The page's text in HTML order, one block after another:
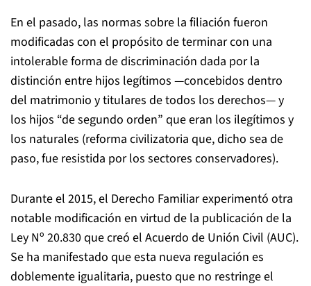
En el pasado, las normas sobre la filiación fueron
modificadas con el propósito de terminar con una
intolerable forma de discriminación dada por la
distinción entre hijos legítimos —concebidos dentro
del matrimonio y titulares de todos los derechos— y
los hijos “de segundo orden” que eran los ilegítimos y
los naturales (reforma civilizatoria que, dicho sea de
paso, fue resistida por los sectores conservadores).
Durante el 2015, el Derecho Familiar experimentó otra
notable modificación en virtud de la publicación de la
Ley Nº 20.830 que creó el Acuerdo de Unión Civil (AUC).
Se ha manifestado que esta nueva regulación es
doblemente igualitaria, puesto que no restringe el